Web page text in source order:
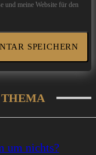
und meine Website für den
um nichts?